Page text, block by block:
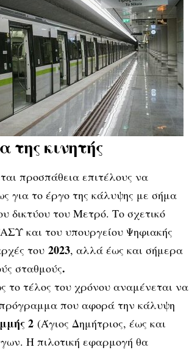
της κινητής
προσπάθεια επιτέλους να
για το έργο της κάλυψης με σήμα
δικτύου του Μετρό. Το σχετικό
και του υπουργείου Ψηφιακής
του 2023, αλλά έως και σήμερα
σταθμούς.
τέλος του χρόνου αναμένεται να
πρόγραμμα που αφορά την κάλυψη
2(Άγιος Δημήτριος, έως και
Η πιλοτική εφαρμογή θα